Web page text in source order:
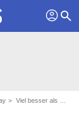
profil search
Viel besser als sein Ruf! Starker Fantasy-Blockbuster fliegt bei Amazon Prime Video raus – ein Action-Feuerwerk voller Stars & Monster